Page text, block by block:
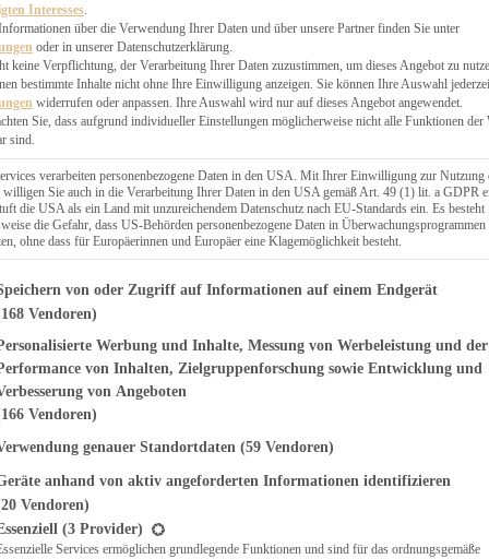
Suche
– Rübli-
Interesses
über die Verwendung Ihrer Daten und über unsere Partner finden Sie unter
oder in unserer Datenschutzerklärung.
keine Verpflichtung, der Verarbeitung Ihrer Daten zuzustimmen, um dieses Angebot zu
bestimmte Inhalte nicht ohne Ihre Einwilligung anzeigen. Sie können Ihre Auswahl
widerrufen oder anpassen. Ihre Auswahl wird nur auf dieses Angebot angewendet.
Sie, dass aufgrund individueller Einstellungen möglicherweise nicht alle Funktionen der
sind.
verarbeiten personenbezogene Daten in den USA. Mit Ihrer Einwilligung zur Nutzung
willigen Sie auch in die Verarbeitung Ihrer Daten in den USA gemäß Art. 49 (1) lit. a GDPR
die USA als ein Land mit unzureichendem Datenschutz nach EU-Standards ein. Es besteht
die Gefahr, dass US-Behörden personenbezogene Daten in Überwachungsprogrammen
ohne dass für Europäerinnen und Europäer eine Klagemöglichkeit besteht.
finden Sie eine Liste der Zwecke des IAB Transparency and
von oder Zugriff auf Informationen auf einem Endgerät
Vendoren)
Werbung und Inhalte, Messung von Werbeleistung und der
von Inhalten, Zielgruppenforschung sowie Entwicklung und
von Angeboten
Vendoren)
genauer Standortdaten (59 Vendoren)
anhand von aktiv angeforderten Informationen identifizieren
Vendoren)
eine Liste der Service-Gruppen, für die eine Einwilligung erteilt werden
(3 Provider)
Services ermöglichen grundlegende Funktionen und sind für das ordnungsgemäße